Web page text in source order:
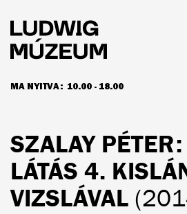
tartalomra
MA NYITVA: 10.00 - 18.00
NYITVATARTÁS ÉS JEGYÁRAK
SZALAY PÉTER
LÁTÁS 4.
VIZSLÁVAL